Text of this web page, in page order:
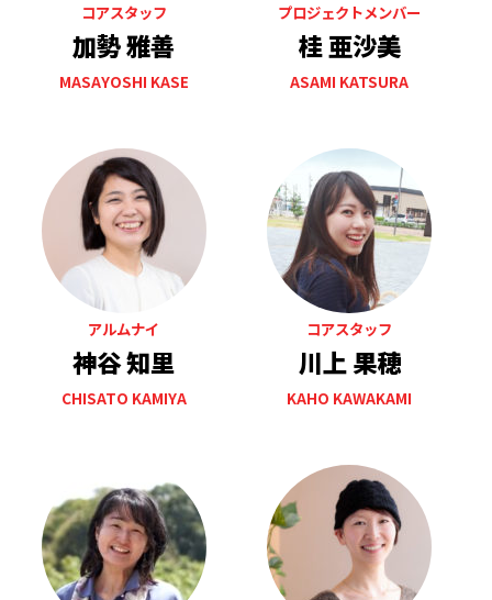
コアスタッフ
加勢 雅善
MASAYOSHI KASE
プロジェクトメンバー
桂 亜沙美
ASAMI KATSURA
アルムナイ
神谷 知里
CHISATO KAMIYA
コアスタッフ
川上 果穂
KAHO KAWAKAMI